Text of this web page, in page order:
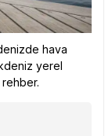
hava
yerel